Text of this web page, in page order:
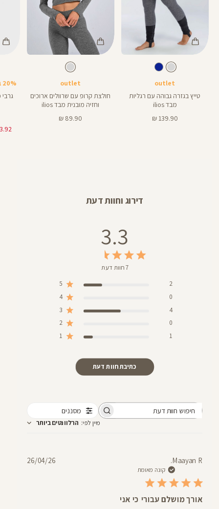
צבע
אפור
outlet
טייץ בגזרה גבוהה עם רגליות
מבד ilios
מחיר
139.90 ₪
צבע
אפור
outlet
חולצת קרופ עם שרוולים ארוכים
וחזיה מובנית מבד ilios
מחיר
89.90 ₪
20% בקניית 2 פריטים ומעלה
דירוג וחוות דעת
3.3
7 חוות דעת
5
2
4
0
3
4
2 0
1 1
כתיבת חוות דעת
מסננים
מיין לפי: הרלוונטים ביותר
Maayan R.
קונה מאומת
אורך מושלם עבורי כי אני
26/04/26